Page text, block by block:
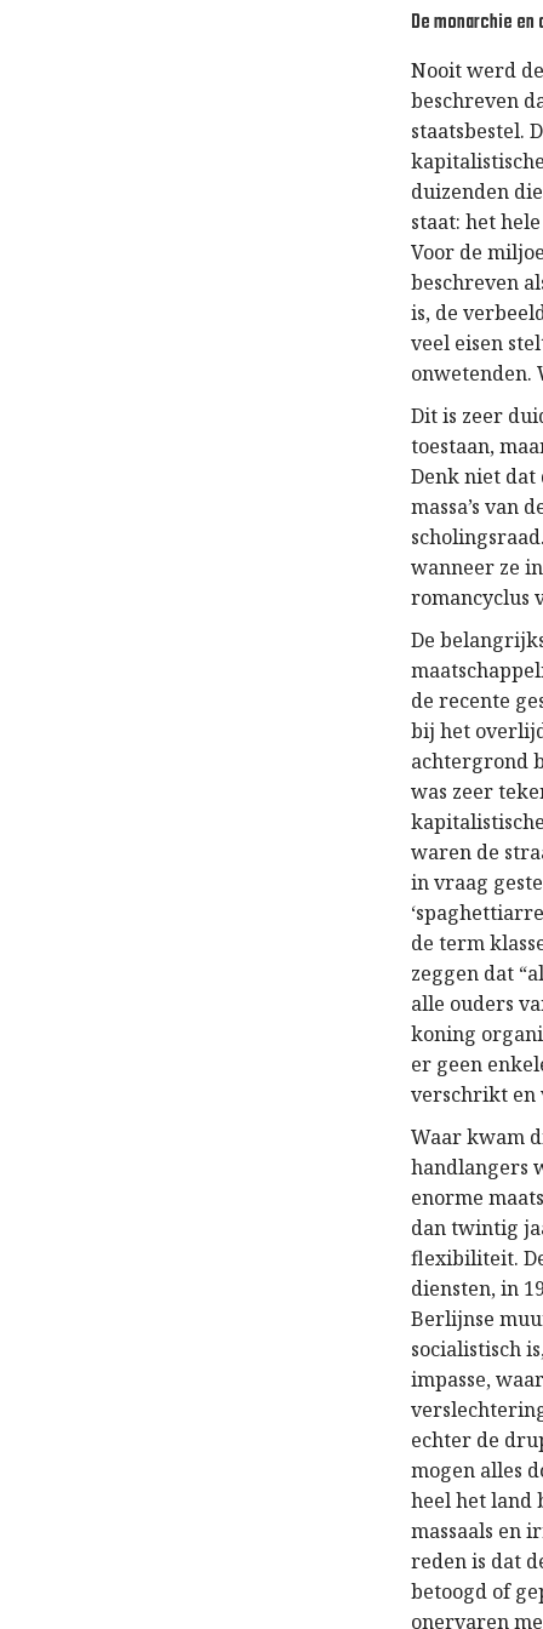
De monarchie en
Nooit werd
beschreven
staatsbestel.
duizenden
staat: het
Voor de
beschreven
is, de
veel eisen
onwetenden.
Dit is zeer
toestaan,
Denk niet dat
massa’s van
wanneer ze
romancyclus
De
de recente
bij het
achtergrond
was zeer
waren de
in vraag
de term
zeggen dat
alle ouders
koning
er geen
verschrikt en
Waar kwam
handlangers
enorme
dan twintig
flexibiliteit.
diensten, in
Berlijnse
socialistisch
impasse,
echter de
mogen alles
heel het land
massaals en
reden is dat
betoogd of
onervaren